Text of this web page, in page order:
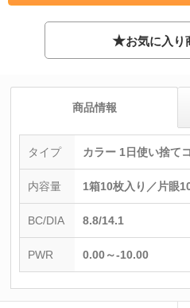
★お気に入り
商品情報
タイプ カラー 1日使い捨て
内容量 1箱10枚入り／片眼
BC/DIA 8.8/14.1
PWR 0.00～-10.00